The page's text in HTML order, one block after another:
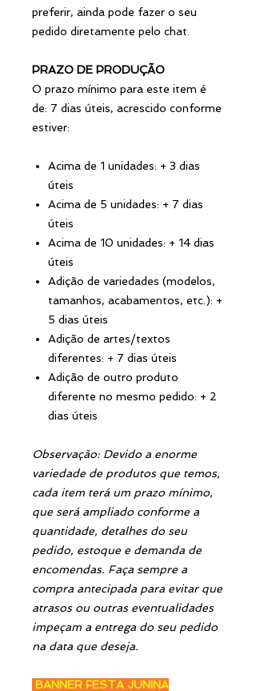
preferir, ainda pode fazer o seu
pedido diretamente pelo chat.
PRAZO DE PRODUÇÃO
O prazo mínimo para este item é
de: 7 dias úteis, acrescido conforme
estiver:
Acima de 1 unidades: + 3 dias
úteis
Acima de 5 unidades: + 7 dias
úteis
Acima de 10 unidades: + 14 dias
úteis
Adição de variedades (modelos,
tamanhos, acabamentos, etc.): +
5 dias úteis
Adição de artes/textos
diferentes: + 7 dias úteis
Adição de outro produto
diferente no mesmo pedido: + 2
dias úteis
Observação: Devido a enorme
variedade de produtos que temos,
cada item terá um prazo mínimo,
que será ampliado conforme a
quantidade, detalhes do seu
pedido, estoque e demanda de
encomendas. Faça sempre a
compra antecipada para evitar que
atrasos ou outras eventualidades
impeçam a entrega do seu pedido
na data que deseja.
BANNER FESTA JUNINA